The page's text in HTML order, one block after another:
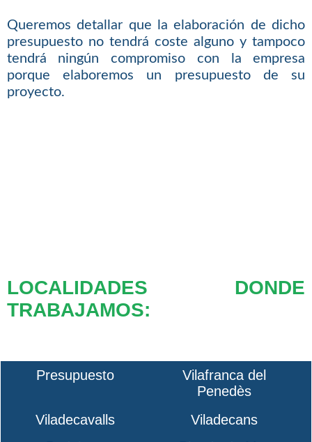
Queremos detallar que la elaboración de dicho
presupuesto no tendrá coste alguno y tampoco
tendrá ningún compromiso con la empresa
porque elaboremos un presupuesto de su
proyecto.
LOCALIDADES DONDE
TRABAJAMOS:
Presupuesto
Vilafranca del
Penedès
Viladecavalls
Viladecans